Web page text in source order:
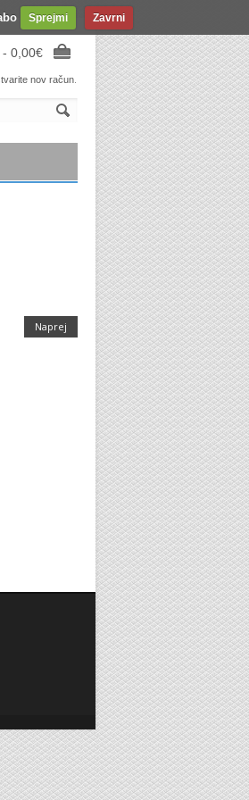
Sprejmi Zavrni
nov račun
- 0,00€
Naprej